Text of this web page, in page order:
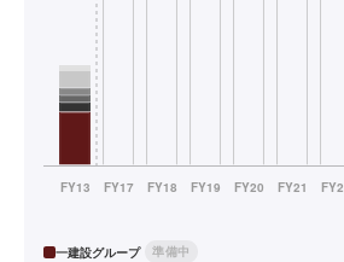
一建設グループ
準備中